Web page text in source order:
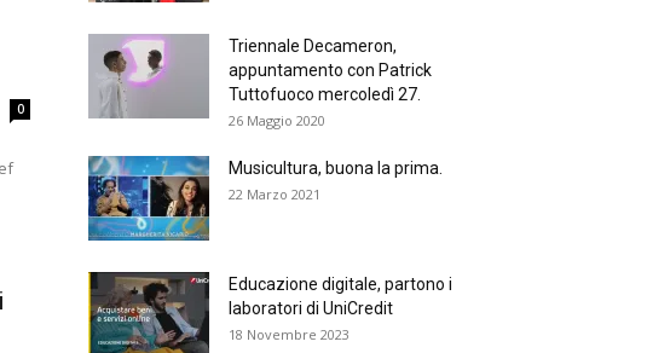
0
Triennale Decameron,
appuntamento con Patrick
Tuttofuoco mercoledì 27.
26 Maggio 2020
Musicultura, buona la prima.
22 Marzo 2021
Educazione digitale, partono i
laboratori di UniCredit
18 Novembre 2023